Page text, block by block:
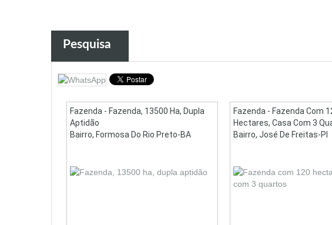
Pesquisa
Fazenda - Fazenda, 13500 Ha, Dupla
Aptidão
Bairro, Formosa Do Rio Preto-BA
Fazenda - Fazenda Com
Hectares, Casa Com 3
Bairro, José De Freitas-PI